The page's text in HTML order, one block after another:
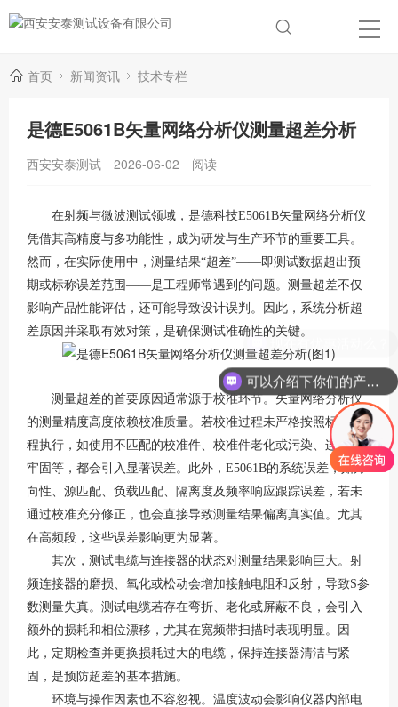
首页 新闻资讯 技术专栏
是德E5061B矢量网络分析仪测量超差分析
西安安泰测试 2026-06-02 阅读
在射频与微波测试领域，是德科技E5061B矢量网络分析仪
凭借其高精度与多功能性，成为研发与生产环节的重要工具。
然而，在实际使用中，测量结果“超差”——即测试数据超出预
期或标称误差范围——是工程师常遇到的问题。测量超差不仅
影响产品性能评估，还可能导致设计误判。因此，系统分析超
差原因并采取有效对策，是确保测试准确性的关键。
测量超差的首要原因通常源于校准环节。矢量网络分析仪
的测量精度高度依赖校准质量。若校准过程未严格按照标准流
程执行，如使用不匹配的校准件、校准件老化或污染、连接不
牢固等，都会引入显著误差。此外，E5061B的系统误差，如方
向性、源匹配、负载匹配、隔离度及频率响应跟踪误差，若未
通过校准充分修正，也会直接导致测量结果偏离真实值。尤其
在高频段，这些误差影响更为显著。
其次，测试电缆与连接器的状态对测量结果影响巨大。射
频连接器的磨损、氧化或松动会增加接触电阻和反射，导致S参
数测量失真。测试电缆若存在弯折、老化或屏蔽不良，会引入
额外的损耗和相位漂移，尤其在宽频带扫描时表现明显。因
此，定期检查并更换损耗过大的电缆，保持连接器清洁与紧
固，是预防超差的基本措施。
环境与操作因素也不容忽视。温度波动会影响仪器内部电
可以介绍下你们的产品么？
现在有优惠活动么？